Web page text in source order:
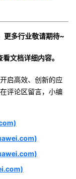
更多行业敬请期待~
文档详细内容。
启高效、创新的应
评论区留言，小编